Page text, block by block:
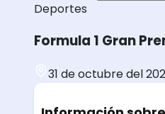
Deportes
Formula 1 Gran
31 de octubre del